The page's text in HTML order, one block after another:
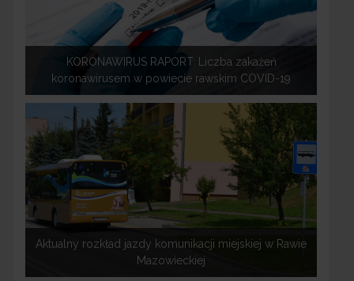
KORONAWIRUS RAPORT: Liczba zakażeń
koronawirusem w powiecie rawskim COVID-19
Aktualny rozkład jazdy komunikacji miejskiej w Rawie
Mazowieckiej